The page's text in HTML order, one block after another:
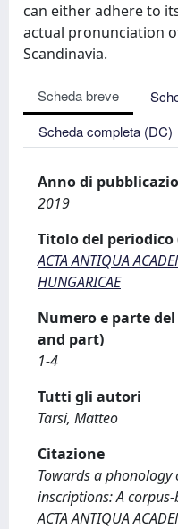
can either adhere to
actual pronunciation
Scandinavia.
Scheda breve
Scheda completa (DC)
Anno di
2019
Titolo del
ACTA ANTIQUA
HUNGARICAE
Numero e parte
and part)
1-4
Tutti gli autori
Tarsi, Matteo
Citazione
Towards a
inscriptions: A
ACTA ANTIQUA